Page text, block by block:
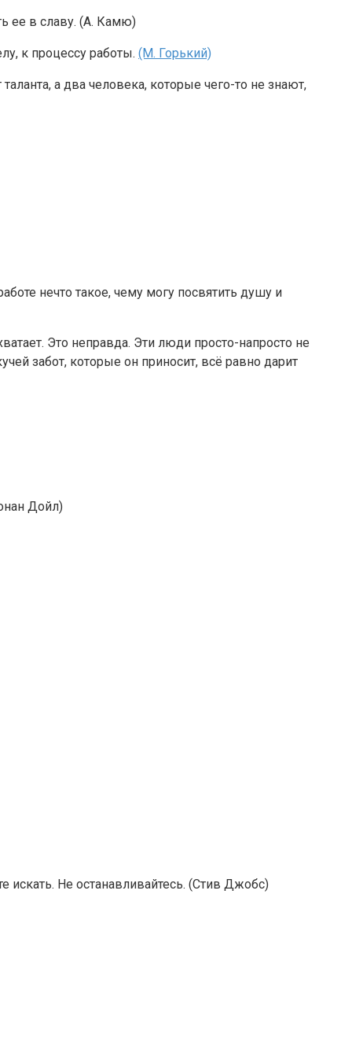
ее в славу. (А. Камю)
к процессу работы. (М. Горький)
а два человека, которые чего-то не знают,
нечто такое, чему могу посвятить душу и
Это неправда. Эти люди просто-напросто не
забот, которые он приносит, всё равно дарит
Дойл)
Не останавливайтесь. (Стив Джобс)